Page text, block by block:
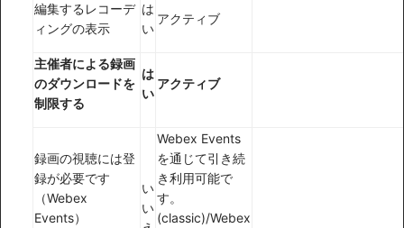
編集するレコーデ
ィングの表示
は
い
アクティブ
主催者による録画
のダウンロードを
制限する
は
い
アクティブ
録画の視聴には登
録が必要です
（Webex
Events）
い
い
Webex Events
を通じて引き続
き利用可能で
す。
(classic)/Webex